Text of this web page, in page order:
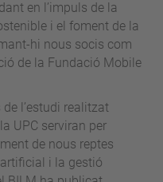
en l’impuls de la
i el foment de la
hi nous socis com
de la Fundació Mobile
l’estudi realitzat
UPC serviran per
de nous reptes
i la gestió